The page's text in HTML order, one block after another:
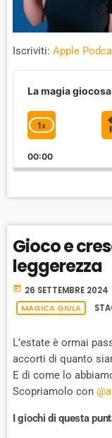
Iscriviti: Apple
A
a
e
La magia
C
A
N
E
L
A
Y
B
A
C
K
A
T
E
1X
00:00
Gioco e
leggerezza
today 26 SETTEMBRE 2024
MAGICA GIULA
L’estate è ormai
accorti di quanto
E di come lo
Scopriamolo con
I giochi di questa